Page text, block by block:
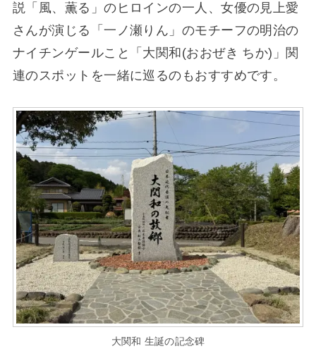
説「風、薫る」のヒロインの一人、女優の見上愛
さんが演じる「一ノ瀬りん」のモチーフの明治の
ナイチンゲールこと「 大関和 (おおぜき ちか)」関
連のスポットを一緒に巡るのもおすすめです。
大関和 生誕の記念碑